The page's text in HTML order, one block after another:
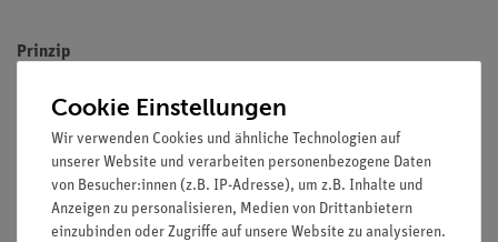
Prinzip
Stromstärke einer Solarzelle bei Belastungsänderung
zueinander verhalten und bei welcher Belastung die Solarzelle
maximale Leistung erzeugt.
Vorteile
Cookie Einstellungen
Wir verwenden Cookies und ähnliche Technologien auf
unserer Website und verarbeiten personenbezogene Daten
von Besucher:innen (z.B. IP-Adresse), um z.B. Inhalte und
Anzeigen zu personalisieren, Medien von Drittanbietern
einzubinden oder Zugriffe auf unsere Website zu analysieren.